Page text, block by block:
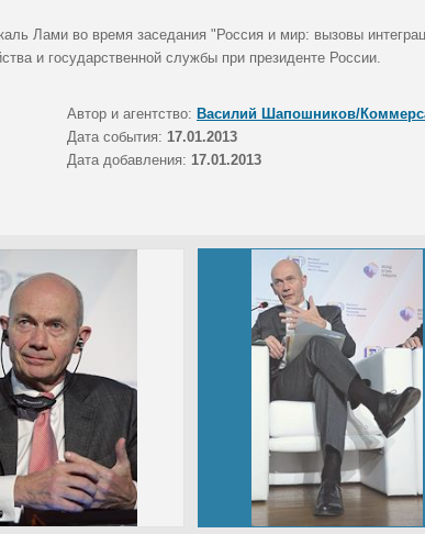
Лами во время заседания "Россия и мир: вызовы
и государственной службы при президенте России.
Автор и агентство: Василий Шапошников/
Дата события: 17.01.2013
Дата добавления: 17.01.2013